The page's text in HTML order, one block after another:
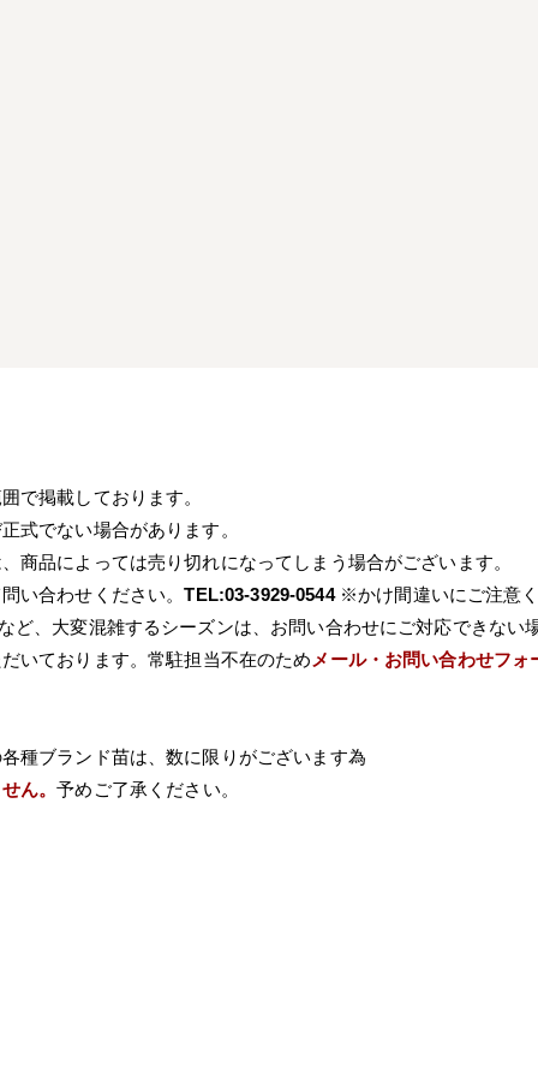
で掲載しております。
式でない場合があります。
商品によっては売り切れになってしまう場合がございます。
い合わせください。TEL:03-3929-0544※かけ間違いにご注意
ど、大変混雑するシーズンは、お問い合わせにご対応できない
いております。常駐担当不在のため メール・お問い合わせフォ
種ブランド苗は、数に限りがございます為
ん。予めご了承ください。